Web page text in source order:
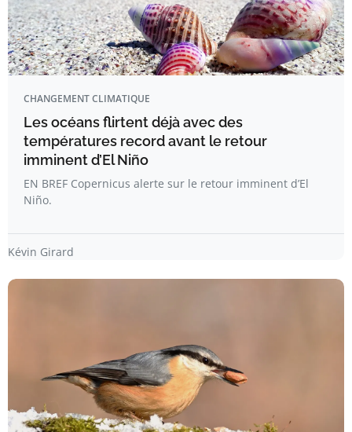
CHANGEMENT CLIMATIQUE
Les océans flirtent déjà avec des
températures record avant le retour
imminent d’El Niño
EN BREF Copernicus alerte sur le retour imminent d’El
Niño.
Kévin Girard